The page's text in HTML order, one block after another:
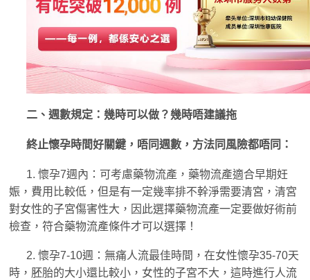
二、週數規定：幾時可以做？幾時唔建議拖
終止懷孕時間好關鍵，唔同週數，方法同風險都唔同：
1. 懷孕7週內：可考慮藥物流產，藥物流產適合早期妊
娠，費用比較低，但是有一定幾率排不幹淨需要清宮，清宮
對女性的子宮傷害性大，因此選擇藥物流產一定要做好術前
檢查，符合藥物流產條件才可以選擇！
2. 懷孕7-10週：無痛人流最佳時間，在女性懷孕35-70天
時，胚胎的大小還比較小，女性的子宮不大，這時進行人流